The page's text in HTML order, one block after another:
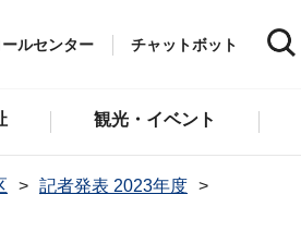
ールセンター チャットボット
観光・イベント
記者発表 2023年度